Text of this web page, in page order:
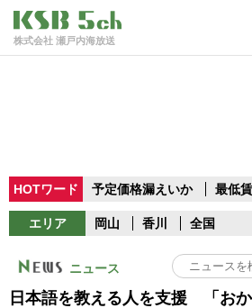
株式会社 瀬戸内海放送
HOTワード 予定価格漏えいか 最低
エリア 岡山 香川 全国
ニュース
日本語を教える人を支援 「お